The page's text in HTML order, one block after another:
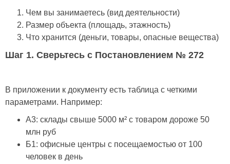
Чем вы занимаетесь (вид деятельности)
Размер объекта (площадь, этажность)
Что хранится (деньги, товары, опасные вещества)
Шаг 1. Сверьтесь с Постановлением № 272
В приложении к документу есть таблица с четкими
параметрами. Например:
А3: склады свыше 5000 м² с товаром дороже 50
млн руб
Б1: офисные центры с посещаемостью от 100
человек в день